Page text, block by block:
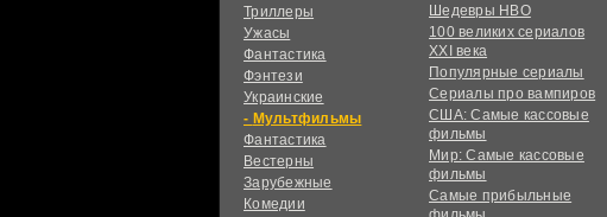
Триллеры
Ужасы
Фантастика
Фэнтези
Украинcкие
Мультфильмы
Фантастика
Вестерны
Зарубежные
Комедии
Шедевры HBO
100 великих сериалов
XXI века
Популярные сериалы
Сериалы про вампиров
США: Самые кассовые
фильмы
Мир: Самые кассовые
фильмы
Самые прибыльные